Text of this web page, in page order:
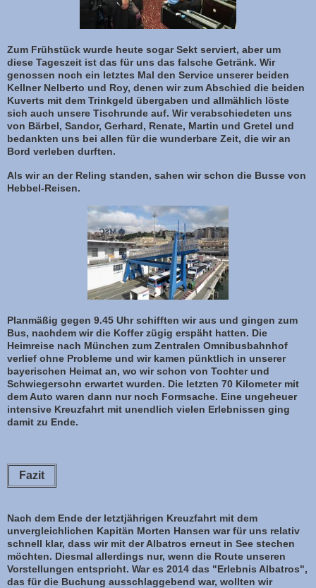
Zum Frühstück wurde heute sogar Sekt serviert, aber um
diese Tageszeit ist das für uns das falsche Getränk. Wir
genossen noch ein letztes Mal den Service unserer beiden
Kellner Nelberto und Roy, denen wir zum Abschied die beiden
Kuverts mit dem Trinkgeld übergaben und allmählich löste
sich auch unsere Tischrunde auf. Wir verabschiedeten uns
von Bärbel, Sandor, Gerhard, Renate, Martin und Gretel und
bedankten uns bei allen für die wunderbare Zeit, die wir an
Bord verleben durften.
Als wir an der Reling standen, sahen wir schon die Busse von
Hebbel-Reisen.
Planmäßig gegen 9.45 Uhr schifften wir aus und gingen zum
Bus, nachdem wir die Koffer zügig erspäht hatten. Die
Heimreise nach München zum Zentralen Omnibusbahnhof
verlief ohne Probleme und wir kamen pünktlich in unserer
bayerischen Heimat an, wo wir schon von Tochter und
Schwiegersohn erwartet wurden. Die letzten 70 Kilometer mit
dem Auto waren dann nur noch Formsache. Eine ungeheuer
intensive Kreuzfahrt mit unendlich vielen Erlebnissen ging
damit zu Ende.
Fazit
Nach dem Ende der letztjährigen Kreuzfahrt mit dem
unvergleichlichen Kapitän Morten Hansen war für uns relativ
schnell klar, dass wir mit der Albatros erneut in See stechen
möchten. Diesmal allerdings nur, wenn die Route unseren
Vorstellungen entspricht. War es 2014 das "Erlebnis Albatros",
das für die Buchung ausschlaggebend war, wollten wir